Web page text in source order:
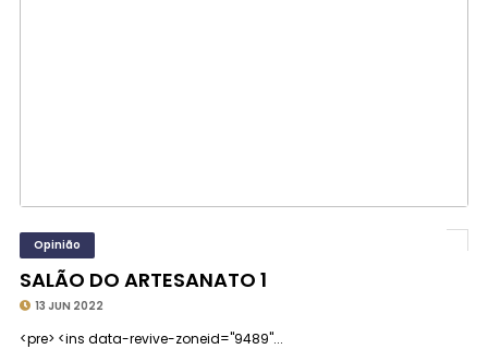
Opinião
SALÃO DO ARTESANATO 1
13 JUN 2022
<pre> <ins data-revive-zoneid="9489"...